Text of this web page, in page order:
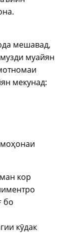
мешавад,
муайян
мекунад:
кор
бо
кӯдак